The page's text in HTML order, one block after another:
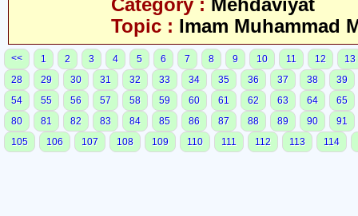
Category : Mehdaviyat
Topic : Imam Muhammad
<< 1 2 3 4 5 6 7 8 9 10 11 12
13
28
29 30 31 32 33 34 35 36 37 38
39
54
55 56 57 58 59 60 61 62 63 64
65
80
81 82 83 84 85 86 87 88 89 90
91
105
106 107 108 109 110 111 112 113 114